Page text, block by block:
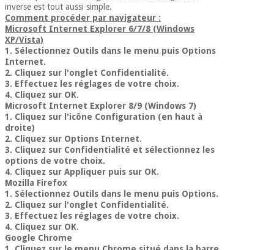
inverse est tout aussi simple.
Comment procéder par navigateur :
Microsoft Internet Explorer 6/7/8 (Windows
XP/Vista)
1. Sélectionnez Outils dans le menu puis Options
Internet.
2. Cliquez sur l'onglet Confidentialité.
3. Effectuez les réglages de votre choix.
4. Cliquez sur OK.
Microsoft Internet Explorer 8/9 (Windows 7)
1. Cliquez sur l'icône Configuration (en haut à
droite)
2. Cliquez sur Options Internet.
3. Cliquez sur Confidentialité et sélectionnez les
options de votre choix.
4. Cliquez sur Appliquer puis sur OK.
Mozilla Firefox
1. Sélectionnez Outils dans le menu puis Options.
2. Cliquez sur l'onglet Confidentialité.
3. Effectuez les réglages de votre choix.
4. Cliquez sur OK.
Google Chrome